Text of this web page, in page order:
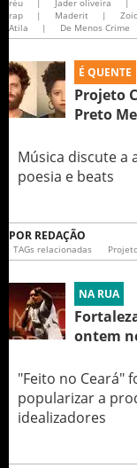
réu
| Jader oliveira |
rap
| Maderit |
Atila
| De Menos Crime
É QUENTE
Projeto
Preto
Música discute a
poesia e beats
POR REDAÇÃO
TAGs relacionadas
NA RUA
ontem
"Feito no Ceará"
popularizar a
idealizadores